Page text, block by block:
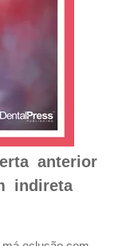
anterior
indireta